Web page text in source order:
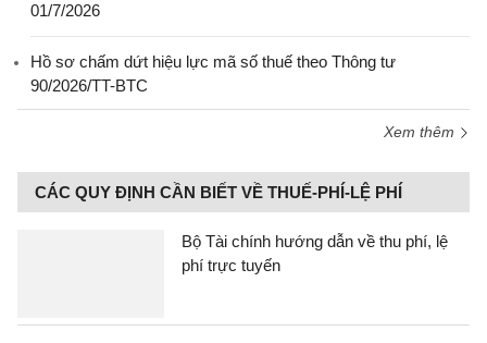
01/7/2026
Hồ sơ chấm dứt hiệu lực mã số thuế theo Thông tư
90/2026/TT-BTC
Xem thêm
CÁC QUY ĐỊNH CẦN BIẾT VỀ THUẾ-PHÍ-LỆ PHÍ
Bộ Tài chính hướng dẫn về thu phí, lệ
phí trực tuyến